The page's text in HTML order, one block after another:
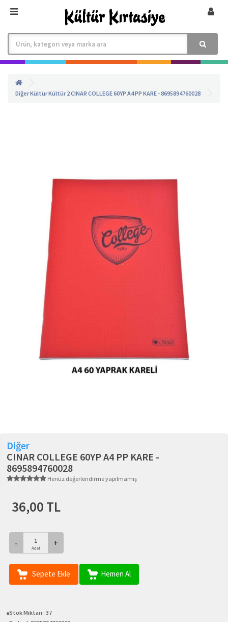
DiğerKültürKültür 2CINAR COLLEGE 60YP A4 PP KARE - 8695894760028
Diğer
CINAR COLLEGE 60YP A4 PP KARE -
8695894760028
Henüz değerlendirme yapılmamış
36,00 TL
-
Adet
+
Sepete Ekle Hemen Al
Stok Miktarı : 37